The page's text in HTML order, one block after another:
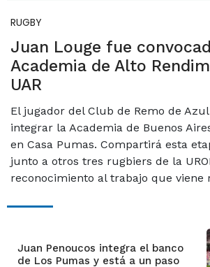
RUGBY
Juan Louge fue
Academia de Alto
UAR
El jugador del Club de Remo de
integrar la Academia de Buenos
en Casa Pumas. Compartirá esta
junto a otros tres rugbiers de la
reconocimiento al trabajo que viene
Juan Penoucos integra el banco
de Los Pumas y está a un paso